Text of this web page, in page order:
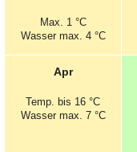
Max. 1 °C
Wasser max. 4 °C
Apr
Temp. bis 16 °C
Wasser max. 7 °C